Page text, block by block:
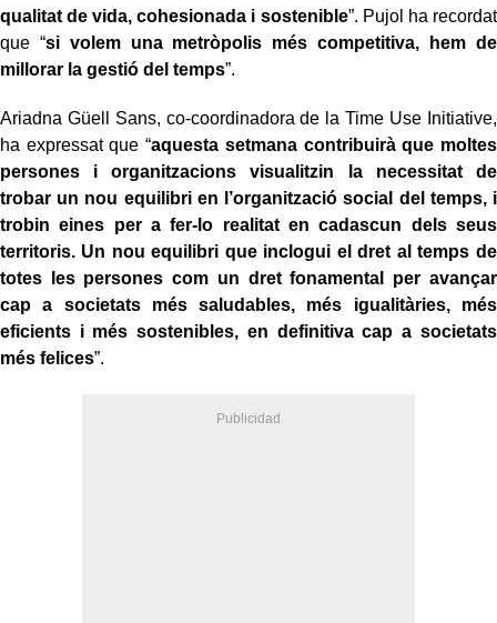
qualitat de vida, cohesionada i sostenible”. Pujol ha recordat
que “si volem una metròpolis més competitiva, hem de
millorar la gestió del temps”.
Ariadna Güell Sans, co-coordinadora de la Time Use Initiative,
ha expressat que “aquesta setmana contribuirà que moltes
persones i organitzacions visualitzin la necessitat de
trobar un nou equilibri en l’organització social del temps, i
trobin eines per a fer-lo realitat en cadascun dels seus
territoris. Un nou equilibri que inclogui el dret al temps de
totes les persones com un dret fonamental per avançar
cap a societats més saludables, més igualitàries, més
eficients i més sostenibles, en definitiva cap a societats
més felices”.